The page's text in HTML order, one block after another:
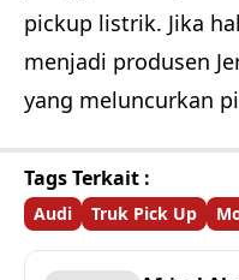
pickup listrik. Jika
menjadi produsen
yang meluncurkan
Tags Terkait :
Audi Truk Pick Up